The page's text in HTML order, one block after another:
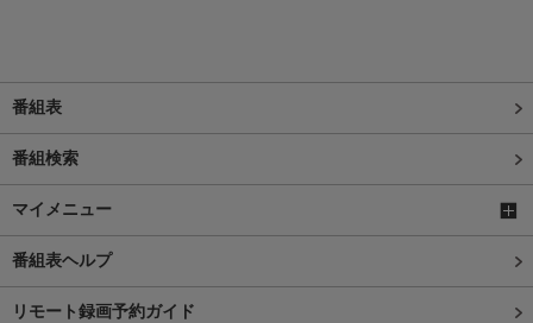
番組表
番組検索
マイメニュー
番組表ヘルプ
リモート録画予約ガイド